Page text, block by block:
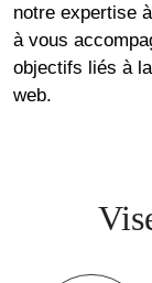
notre expertise
à vous
objectifs liés à
web.